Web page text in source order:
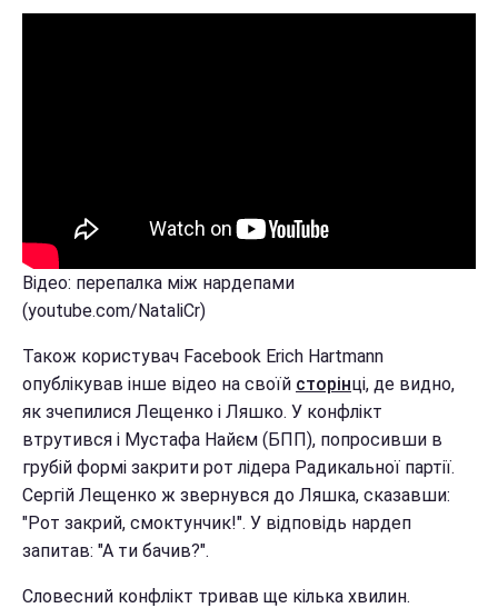
Відео: перепалка між нардепами
(youtube.com/NataliCr)
Також користувач Facebook Erich Hartmann
опублікував інше відео на своїй сторінці, де видно,
як зчепилися Лещенко і Ляшко. У конфлікт
втрутився і Мустафа Найєм (БПП), попросивши в
грубій формі закрити рот лідера Радикальної партії.
Сергій Лещенко ж звернувся до Ляшка, сказавши:
"Рот закрий, смоктунчик!". У відповідь нардеп
запитав: "А ти бачив?".
Словесний конфлікт тривав ще кілька хвилин.